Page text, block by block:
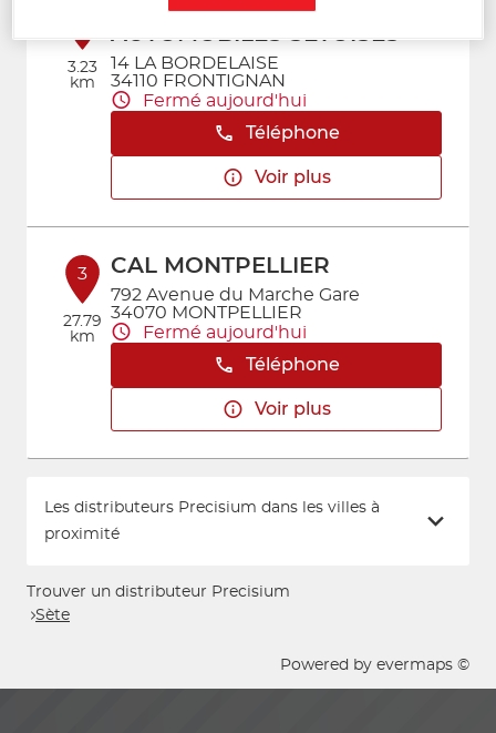
3.23
km
FAS FOURNITURES
AUTOMOBILES SETOISES
14 LA BORDELAISE
34110 FRONTIGNAN
Fermé aujourd'hui
Téléphone
Voir plus
3
27.79
km
CAL MONTPELLIER
792 Avenue du Marche Gare
34070 MONTPELLIER
Fermé aujourd'hui
Téléphone
Voir plus
Les distributeurs Precisium dans les villes à
proximité
Trouver un distributeur Precisium
Sète
Powered by evermaps ©